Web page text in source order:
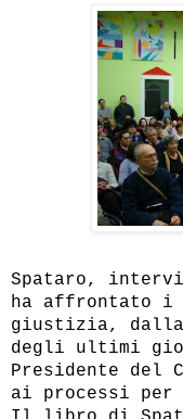
Spataro,
ha affrontato
giustizia,
degli ultimi
Presidente
ai processi